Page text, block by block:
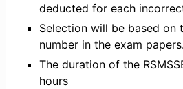
deducted for each
Selection will be based on
number in the exam papers.
The duration of the
hours